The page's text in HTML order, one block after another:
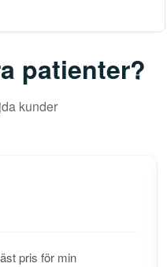
patienter?
kunder
pris för min